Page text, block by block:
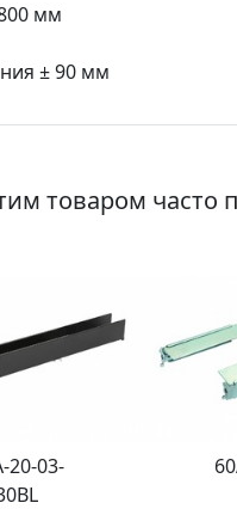
мм
± 90 мм
товаром часто
20-03-